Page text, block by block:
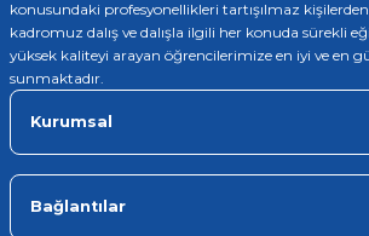
konusundaki profesyonellikleri tartışılmaz
kadromuz dalış ve dalışla ilgili her konuda sürekli
yüksek kaliteyi arayan öğrencilerimize en iyi ve en
sunmaktadır.
Kurumsal
Bağlantılar